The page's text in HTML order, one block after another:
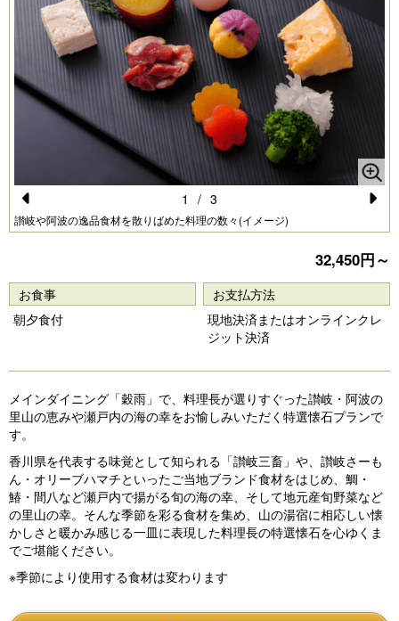
Pr
o
u
讃岐や阿波の逸品食材を散りばめた料理の数々(イメージ)
e
xt
1 / 3
32,450円～
お食事
朝夕食付
お支払方法
現地決済またはオンラインクレ
ジット決済
メインダイニング「穀雨」で、料理長が選りすぐった讃岐・阿波の
里山の恵みや瀬戸内の海の幸をお愉しみいただく特選懐石プランで
す。
香川県を代表する味覚として知られる「讃岐三畜」や、讃岐さーも
ん・オリーブハマチといったご当地ブランド食材をはじめ、鯛・
鰆・間八など瀬戸内で揚がる旬の海の幸、そして地元産旬野菜など
の里山の幸。そんな季節を彩る食材を集め、山の湯宿に相応しい懐
かしさと暖かみ感じる一皿に表現した料理長の特選懐石を心ゆくま
でご堪能ください。
※季節により使用する食材は変わります